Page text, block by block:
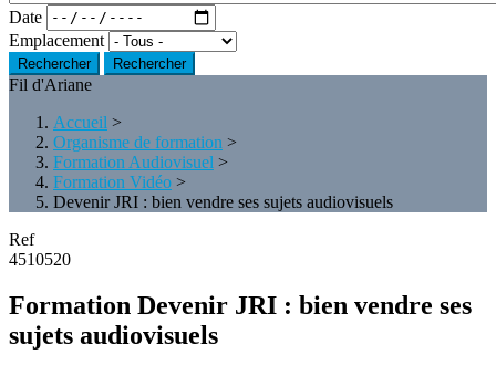
Date
Emplacement
Rechercher
Fil d'Ariane
Accueil >
Organisme de formation >
Formation Audiovisuel >
Formation Vidéo >
Devenir JRI : bien vendre ses sujets audiovisuels
Ref
4510520
Formation Devenir JRI : bien vendre ses
sujets audiovisuels